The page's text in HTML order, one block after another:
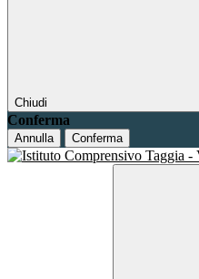
Chiudi
Conferma
Annulla Conferma